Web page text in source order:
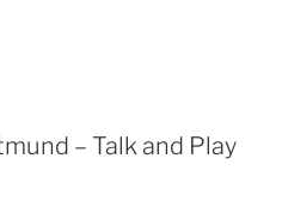
– Talk and Play